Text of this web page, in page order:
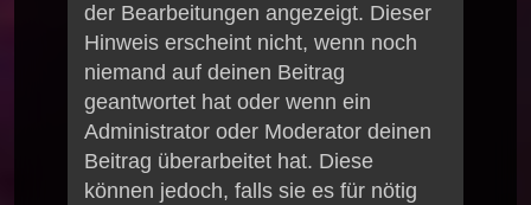
der Bearbeitungen angezeigt. Dieser
Hinweis erscheint nicht, wenn noch
niemand auf deinen Beitrag
geantwortet hat oder wenn ein
Administrator oder Moderator deinen
Beitrag überarbeitet hat. Diese
können jedoch, falls sie es für nötig